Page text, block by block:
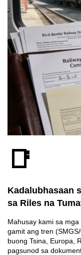
📑
Kadalubhasaan
sa Riles na
Mahusay kami sa
gamit ang tren
buong Tsina, Europa,
pagsunod sa